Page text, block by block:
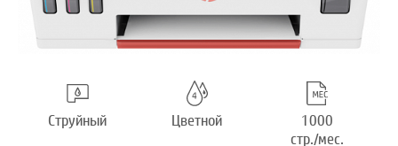
Струйный Цветной
1000
стр./мес.